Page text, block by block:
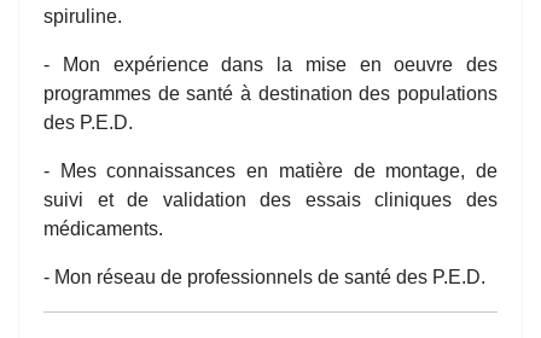
spiruline.
- Mon expérience dans la mise en oeuvre des
programmes de santé à destination des populations
des P.E.D.
- Mes connaissances en matière de montage, de
suivi et de validation des essais cliniques des
médicaments.
- Mon réseau de professionnels de santé des P.E.D.